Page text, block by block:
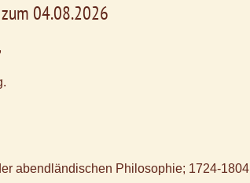
04.08.2026
abendländischen Philosophie; 1724-1804